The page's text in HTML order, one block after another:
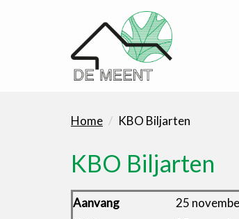
Home KBO Biljarten
KBO Biljarten
Aanvang
25